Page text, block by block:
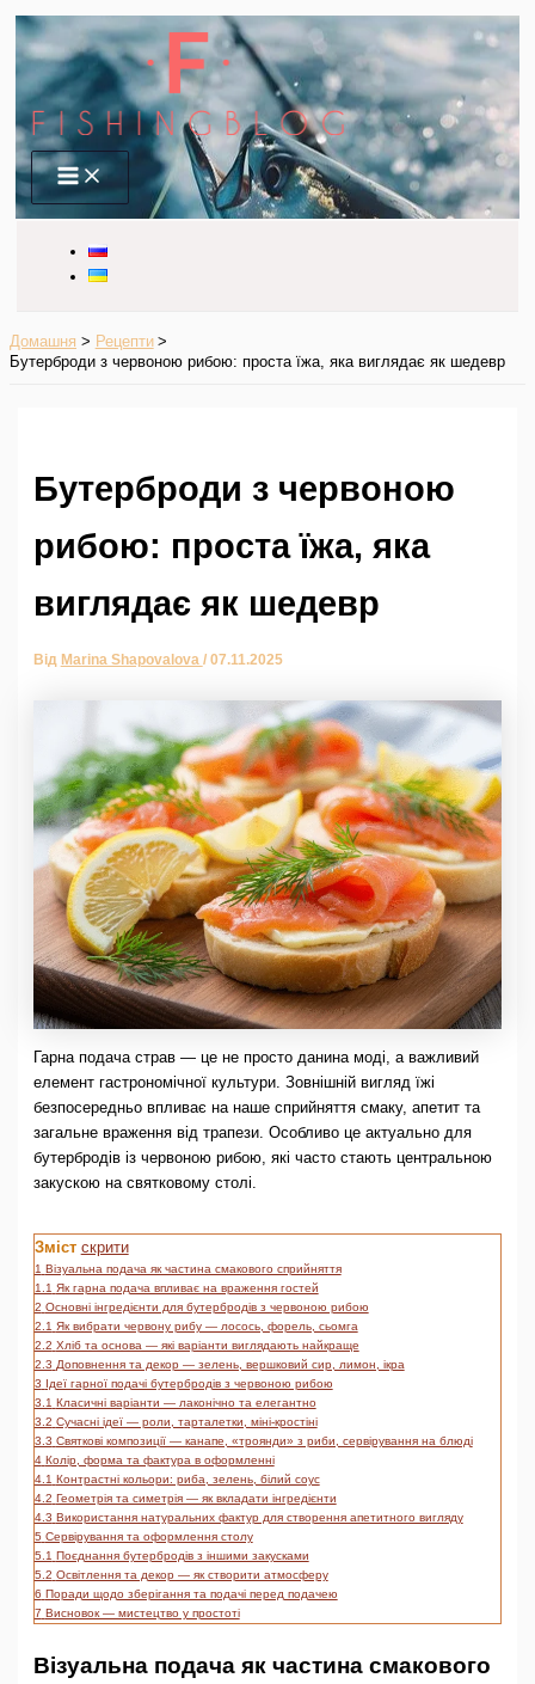
Перейти
вмісту
Main
Menu
Домашня
Рецепти
Бутерброди з червоною рибою: проста їжа, яка виглядає як шедевр
Бутерброди з червоною
рибою: проста їжа, яка
виглядає як шедевр
Від Marina Shapovalova / 07.11.2025
Гарна подача страв — це не просто данина моді, а важливий
елемент гастрономічної культури. Зовнішній вигляд їжі
безпосередньо впливає на наше сприйняття смаку, апетит та
загальне враження від трапези. Особливо це актуально для
бутербродів із червоною рибою, які часто стають центральною
закускою на святковому столі.
Зміст скрити
1 Візуальна подача як частина смакового сприйняття
1.1 Як гарна подача впливає на враження гостей
2 Основні інгредієнти для бутербродів з червоною рибою
2.1 Як вибрати червону рибу — лосось, форель, сьомга
2.2 Хліб та основа — які варіанти виглядають найкраще
2.3 Доповнення та декор — зелень, вершковий сир, лимон, ікра
3 Ідеї гарної подачі бутербродів з червоною рибою
3.1 Класичні варіанти — лаконічно та елегантно
3.2 Сучасні ідеї — роли, тарталетки, міні-кростіні
3.3 Святкові композиції — канапе, «троянди» з риби, сервірування на блюді
4 Колір, форма та фактура в оформленні
4.1 Контрастні кольори: риба, зелень, білий соус
4.2 Геометрія та симетрія — як вкладати інгредієнти
4.3 Використання натуральних фактур для створення апетитного вигляду
5 Сервірування та оформлення столу
5.1 Поєднання бутербродів з іншими закусками
5.2 Освітлення та декор — як створити атмосферу
6 Поради щодо зберігання та подачі перед подачею
7 Висновок — мистецтво у простоті
Візуальна подача як частина смакового